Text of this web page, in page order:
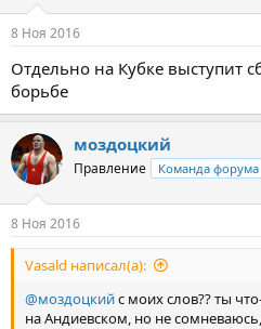
8 Ноя 2016
Отдельно на Кубке выступит
борьбе
моздоцкий
Правление Команда форума
8 Ноя 2016
Vasald написал(а):
@моздоцкийс моих слов?? ты
на Андиевском, но не